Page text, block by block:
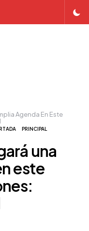
PRINCIPAL
una
este
Agenda En Este